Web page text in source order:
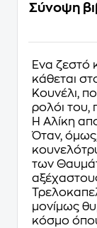
Σύνοψη
Ένα ζεστό
κάθεται
Κουνέλι,
ρολόι του,
Η Αλίκη
Όταν, όμως,
των
μονίμως
κόσμο